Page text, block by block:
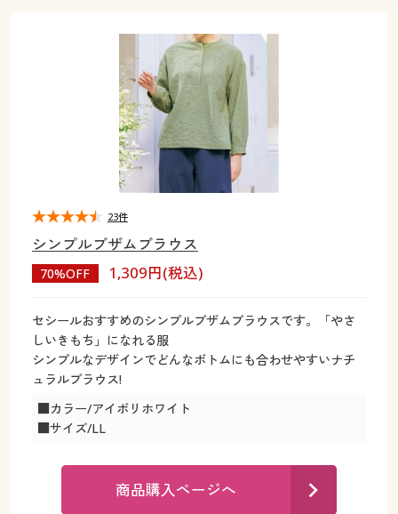
キッチン・雑貨・日用品
カーテン・ラグ・ファブリック
美容・健康通販すべて
美容・健康・サプリメント
制服・スクール
制服・スクールすべて
ジュニア・ティーンズ下着
大きいサイズ通販すべて
大きいサイズ レディース服
大きいサイズ レディース下着
大きいサイズ メンズ
大きいサイズ 事務・制服
バーゲンセール
シークレットセール
詳細検索
商品カテゴリ一覧
カタログ・チラシからのご注文
デジタルカタログ
カーテン・ラグ・ファブリック
美容・健康・サプリメント
制服・スクールすべて
ジュニア・ティーンズ下着
大きいサイズ通販すべて
大きいサイズ レディース服
大きいサイズ レディース下着
シークレットセール
商品カテゴリ一覧
カタログ
デジタルカタログ
カタログ無料プレゼント
会員メニュー
シンプルブザムブラウス
70%OFF 1,309円(税込)
セシールおすすめのシンプルブザムブラウスです。「やさ
しいきもち」になれる服
シンプルなデザインでどんなボトムにも合わせやすいナチ
ュラルブラウス!
■カラー/アイボリホワイト
■サイズ/LL
23件
商品購入ページへ